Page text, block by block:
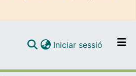
Iniciar sessió (current)